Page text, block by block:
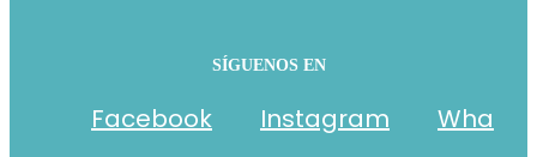
SÍGUENOS EN
Facebook Instagram Wha